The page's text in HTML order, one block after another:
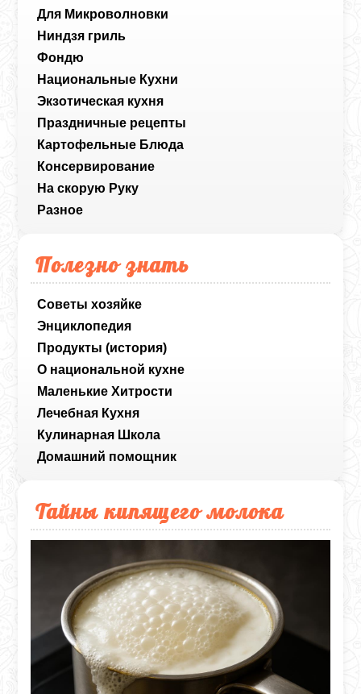
Для Микроволновки
Ниндзя гриль
Фондю
Национальные Кухни
Экзотическая кухня
Праздничные рецепты
Картофельные Блюда
Консервирование
На скорую Руку
Разное
Полезно знать
Советы хозяйке
Энциклопедия
Продукты (история)
О национальной кухне
Маленькие Хитрости
Лечебная Кухня
Кулинарная Школа
Домашний помощник
Тайны кипящего молока